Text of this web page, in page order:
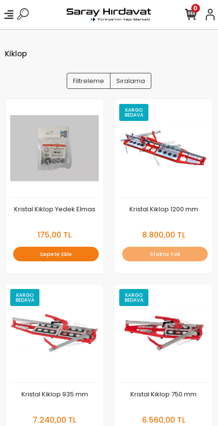
0
Kiklop
Filtreleme Sıralama
Kristal Kiklop Yedek Elmas
175,00 TL
Sepete Ekle
KARGO
BEDAVA
Kristal Kiklop 1200 mm
8.800,00 TL
Stokta Yok
KARGO
BEDAVA
Kristal Kiklop 935 mm
7.240,00 TL
KARGO
BEDAVA
Kristal Kiklop 750 mm
6.560,00 TL